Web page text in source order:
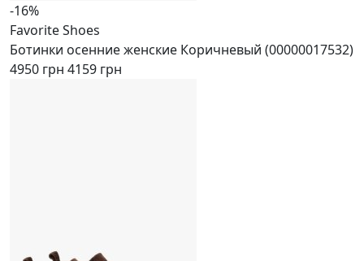
-16%
Favorite Shoes
Ботинки осенние женские Коричневый (00000017532)
4950 грн 4159 грн